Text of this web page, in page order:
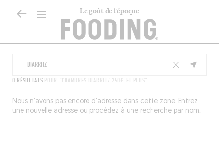
Le goût de l’époque
0 RÉSULTATS POUR "CHAMBRES BIARRITZ 250€ ET PLUS"
Nous n’avons pas encore d’adresse dans cette zone. Entrez
une nouvelle adresse ou procédez à une recherche par nom.